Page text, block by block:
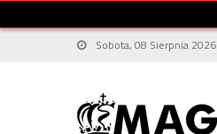
Sobota, 08 Sierpnia 2026